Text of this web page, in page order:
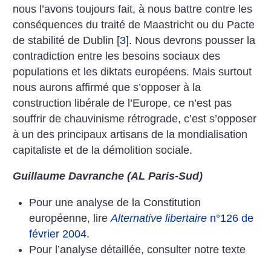
nous l’avons toujours fait, à nous battre contre les
conséquences du traité de Maastricht ou du Pacte
de stabilité de Dublin [3]. Nous devrons pousser la
contradiction entre les besoins sociaux des
populations et les diktats européens. Mais surtout
nous aurons affirmé que s’opposer à la
construction libérale de l’Europe, ce n’est pas
souffrir de chauvinisme rétrograde, c’est s’opposer
à un des principaux artisans de la mondialisation
capitaliste et de la démolition sociale.
Guillaume Davranche (AL Paris-Sud)
Pour une analyse de la Constitution
européenne, lire Alternative libertairen°126 de
février 2004.
Pour l’analyse détaillée, consulter notre texte